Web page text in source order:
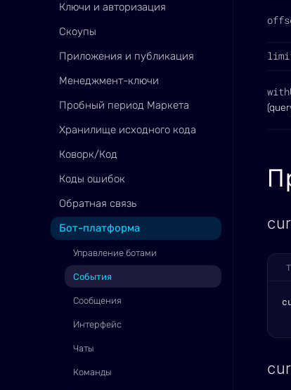
Ключи и авторизация
Скоупы
Приложения и публикация
Менеджмент-ключи
Пробный период Маркета
Хранилище исходного кода
Коворк/Код
Коды ошибок
Обратная связь
Бот-платформа
Управление ботами
События
Сообщения
Интерфейс
Чаты
Команды